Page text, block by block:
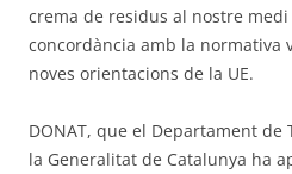
crema de residus al nostre
concordància amb la normativa
noves orientacions de la UE.
DONAT, que el Departament
la Generalitat de Catalunya ha